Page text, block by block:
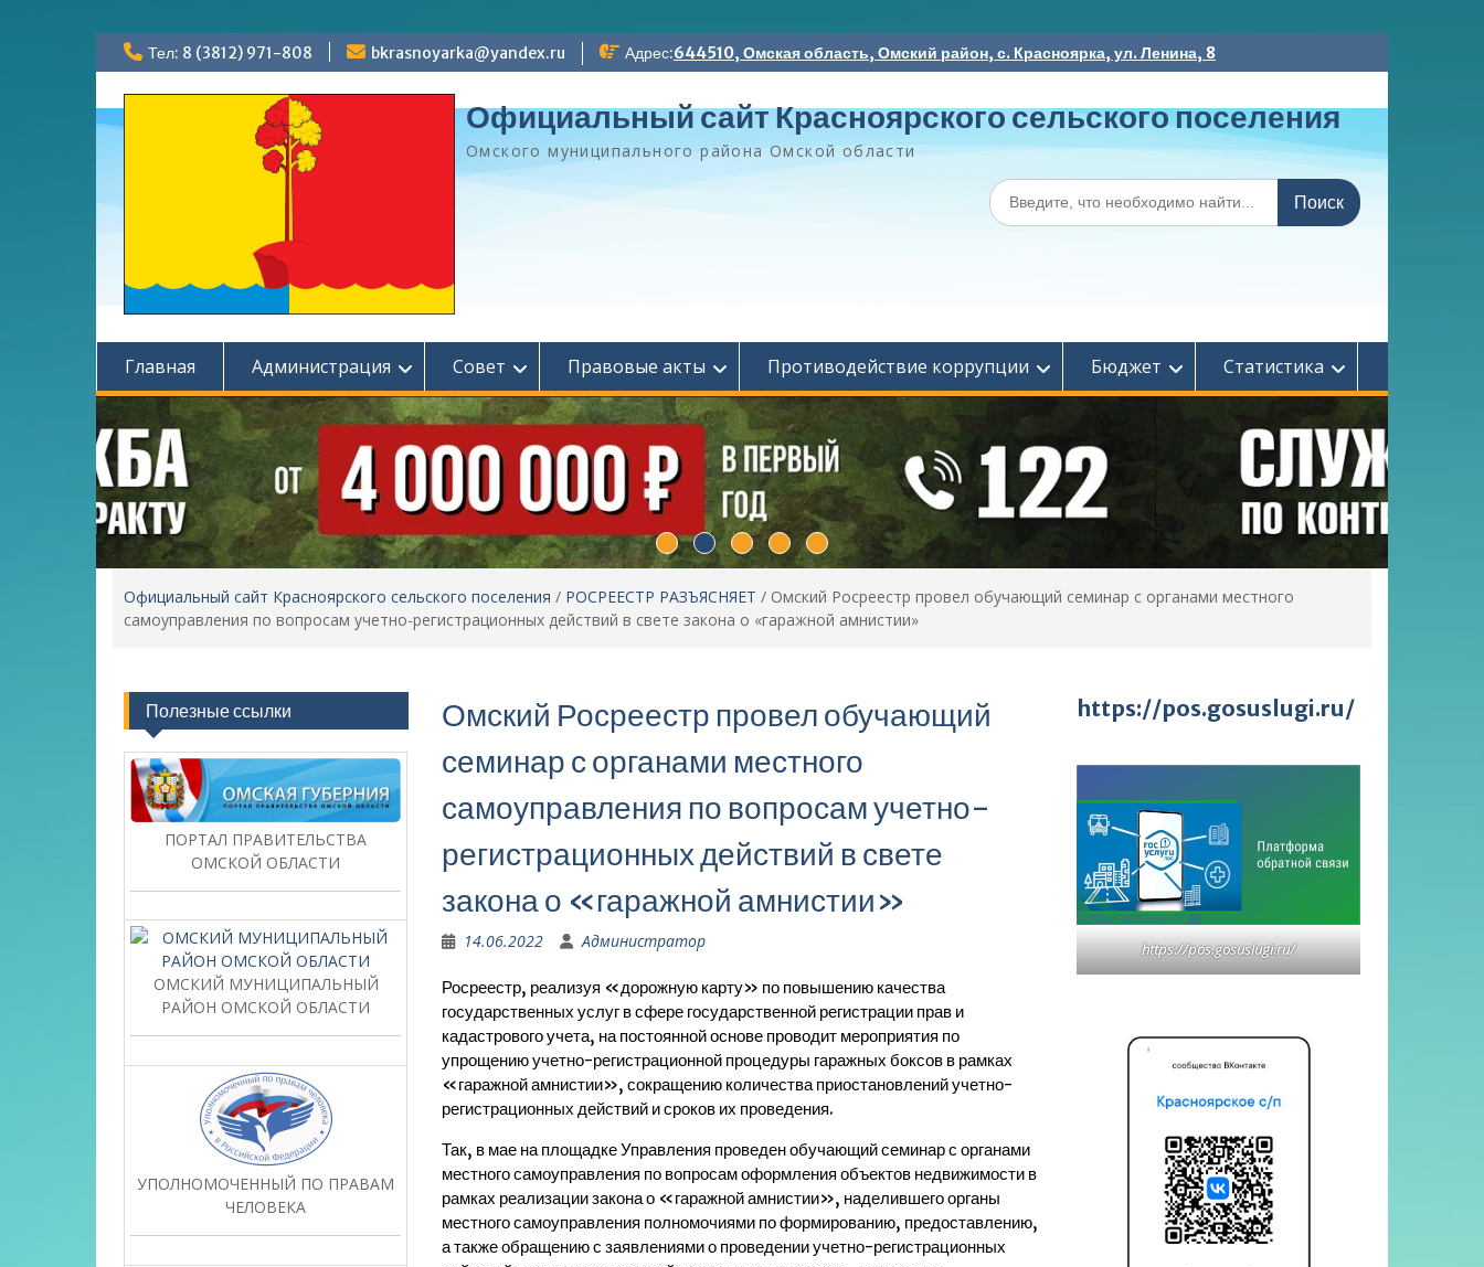
Перейти
к
содержимому
Тел: 8 (3812) 971-808 bkrasnoyarka@yandex.ru Адрес:644510, Омская область, Омский район, с. Красноярка, ул. Ленина, 8
Официальный сайт Красноярского сельского поселения
Омского муниципального района Омской области
Поиск
по:
Главная Администрация Совет Правовые акты Противодействие коррупции Бюджет Статистика
Официальный сайт Красноярского сельского поселения / РОСРЕЕСТР РАЗЪЯСНЯЕТ / Омский Росреестр провел обучающий семинар с органами местного
самоуправления по вопросам учетно-регистрационных действий в свете закона о «гаражной амнистии»
Омский Росреестр провел обучающий
семинар с органами местного
самоуправления по вопросам учетно-
регистрационных действий в свете
закона о «гаражной амнистии»
14.06.2022 Администратор
Росреестр, реализуя «дорожную карту» по повышению качества
государственных услуг в сфере государственной регистрации прав и
кадастрового учета, на постоянной основе проводит мероприятия по
упрощению учетно-регистрационной процедуры гаражных боксов в рамках
«гаражной амнистии», сокращению количества приостановлений учетно-
регистрационных действий и сроков их проведения.
Так, в мае на площадке Управления проведен обучающий семинар с органами
местного самоуправления по вопросам оформления объектов недвижимости в
рамках реализации закона о «гаражной амнистии», наделившего органы
местного самоуправления полномочиями по формированию, предоставлению,
а также обращению с заявлениями о проведении учетно-регистрационных
https://pos.gosuslugi.ru/
https://pos.gosuslugi.ru/
Полезные ссылки
ПОРТАЛ ПРАВИТЕЛЬСТВА
ОМСКОЙ ОБЛАСТИ
ОМСКИЙ МУНИЦИПАЛЬНЫЙ
РАЙОН ОМСКОЙ ОБЛАСТИ
УПОЛНОМОЧЕННЫЙ ПО ПРАВАМ
ЧЕЛОВЕКА